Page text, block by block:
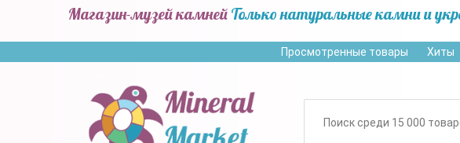
Магазин-музей камней Только натуральные камни и
Просмотренные товары Хиты